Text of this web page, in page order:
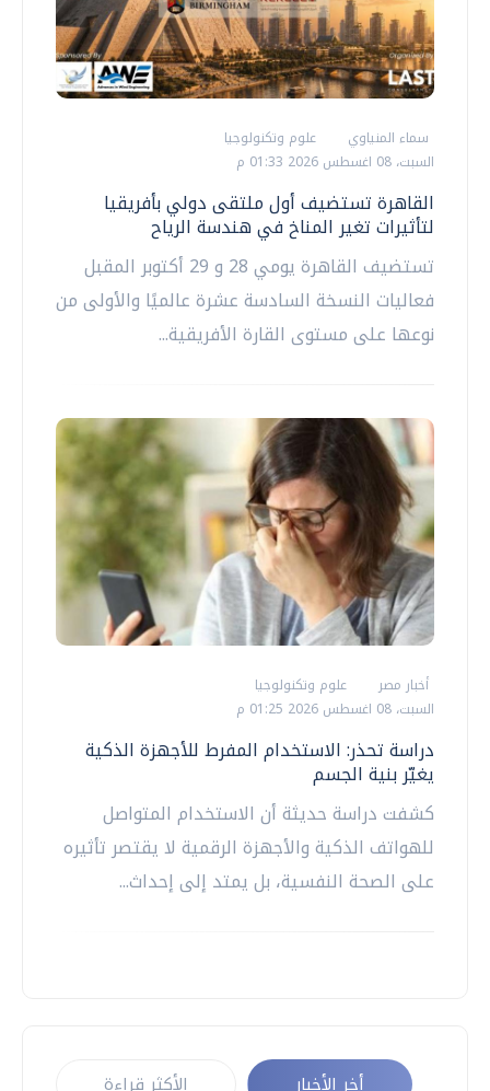
سماء المنياوي
علوم وتكنولوجيا
السبت، 08 اغسطس 2026 01:33 م
القاهرة تستضيف أول ملتقى دولي بأفريقيا
لتأثيرات تغير المناخ في هندسة الرياح
تستضيف القاهرة يومي 28 و 29 أكتوبر المقبل
فعاليات النسخة السادسة عشرة عالميًا والأولى من
نوعها على مستوى القارة الأفريقية...
أخبار مصر
علوم وتكنولوجيا
السبت، 08 اغسطس 2026 01:25 م
دراسة تحذر: الاستخدام المفرط للأجهزة الذكية
يغيّر بنية الجسم
كشفت دراسة حديثة أن الاستخدام المتواصل
للهواتف الذكية والأجهزة الرقمية لا يقتصر تأثيره
على الصحة النفسية، بل يمتد إلى إحداث...
أخر الأخبار الأكثر قراءة